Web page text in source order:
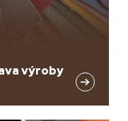
výroby